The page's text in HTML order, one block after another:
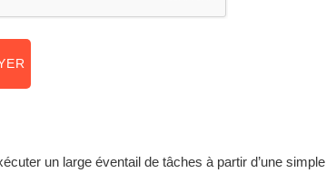
un large éventail de tâches à partir d’une simple